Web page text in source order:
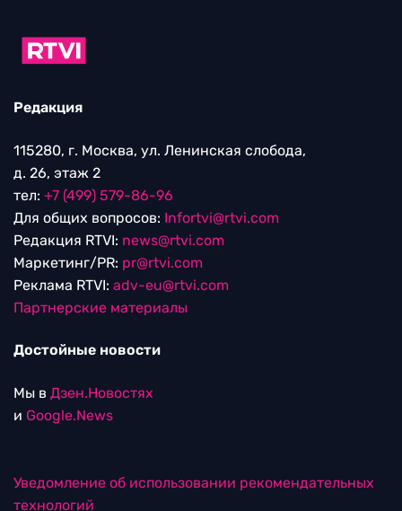
Редакция
115280, г. Москва, ул. Ленинская слобода,
д. 26, этаж 2
тел: +7 (499) 579-86-96
Для общих вопросов: Infortvi@rtvi.com
Редакция RTVI: news@rtvi.com
Маркетинг/PR: pr@rtvi.com
Реклама RTVI: adv-eu@rtvi.com
Партнерские материалы
Достойные новости
Мы в Дзен.Новостях
и Google.News
Уведомление об использовании рекомендательных
технологий